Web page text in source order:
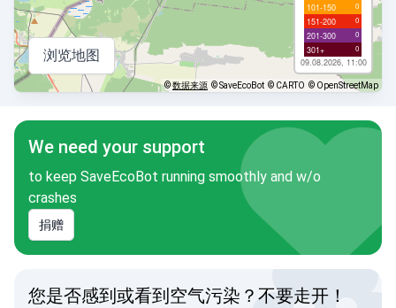
101-150 0
151-200 0
201-300 0
301+ 0
09.08.2026, 11:00
浏览地图
©数据来源 © SaveEcoBot © CARTO © OpenStreetMap
We need your support
to keep SaveEcoBot running smoothly and w/o
crashes
捐赠
您是否感到或看到空气污染？不要走开！